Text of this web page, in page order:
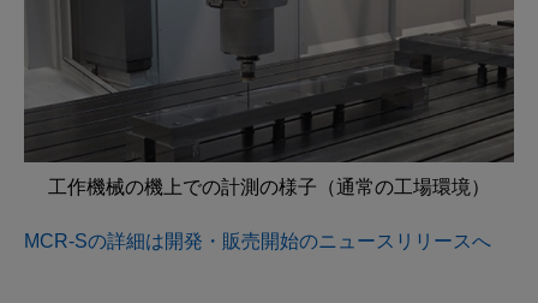
工作機械の機上での計測の様子（通常の工場環境）
MCR-Sの詳細は開発・販売開始のニュースリリースへ